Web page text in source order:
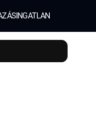
INGATLAN